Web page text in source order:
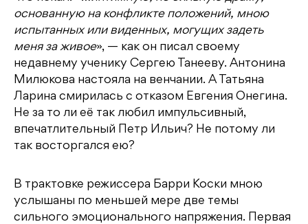
основанную на конфликте положений, мною
испытанных или виденных, могущих задеть
меня за живое», — как он писал своему
недавнему ученику Сергею Танееву. Антонина
Милюкова настояла на венчании. А Татьяна
Ларина смирилась с отказом Евгения Онегина.
Не за то ли её так любил импульсивный,
впечатлительный Петр Ильич? Не потому ли
так восторгался ею?
В трактовке режиссера Барри Коски мною
услышаны по меньшей мере две темы
сильного эмоционального напряжения. Первая